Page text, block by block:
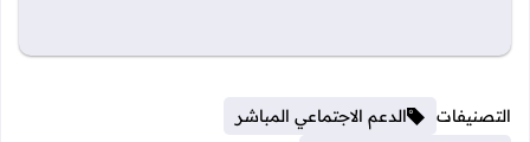
التصنيفات
الدعم الاجتماعي المباشر